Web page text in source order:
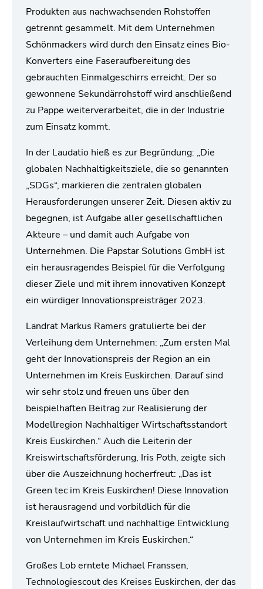
Produkten aus nachwachsenden Rohstoffen
getrennt gesammelt. Mit dem Unternehmen
Schönmackers wird durch den Einsatz eines Bio-
Konverters eine Faseraufbereitung des
gebrauchten Einmalgeschirrs erreicht. Der so
gewonnene Sekundärrohstoff wird anschließend
zu Pappe weiterverarbeitet, die in der Industrie
zum Einsatz kommt.
In der Laudatio hieß es zur Begründung: „Die
globalen Nachhaltigkeitsziele, die so genannten
„SDGs“, markieren die zentralen globalen
Herausforderungen unserer Zeit. Diesen aktiv zu
begegnen, ist Aufgabe aller gesellschaftlichen
Akteure – und damit auch Aufgabe von
Unternehmen. Die Papstar Solutions GmbH ist
ein herausragendes Beispiel für die Verfolgung
dieser Ziele und mit ihrem innovativen Konzept
ein würdiger Innovationspreisträger 2023.
Landrat Markus Ramers gratulierte bei der
Verleihung dem Unternehmen: „Zum ersten Mal
geht der Innovationspreis der Region an ein
Unternehmen im Kreis Euskirchen. Darauf sind
wir sehr stolz und freuen uns über den
beispielhaften Beitrag zur Realisierung der
Modellregion Nachhaltiger Wirtschaftsstandort
Kreis Euskirchen.“ Auch die Leiterin der
Kreiswirtschaftsförderung, Iris Poth, zeigte sich
über die Auszeichnung hocherfreut: „Das ist
Green tec im Kreis Euskirchen! Diese Innovation
ist herausragend und vorbildlich für die
Kreislaufwirtschaft und nachhaltige Entwicklung
von Unternehmen im Kreis Euskirchen.“
Großes Lob erntete Michael Franssen,
Technologiescout des Kreises Euskirchen, der das